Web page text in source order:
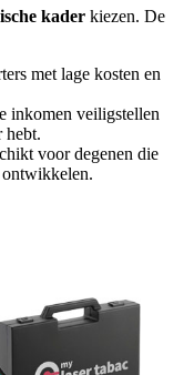
kader kiezen. De
met lage kosten en
inkomen veiligstellen
hebt.
voor degenen die